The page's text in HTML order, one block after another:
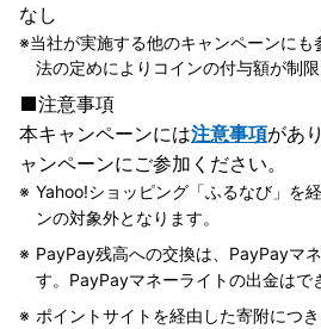
なし
当社が実施する他のキャンペーンに
法の定めによりコインの付与額が制
注意事項
本キャンペーンには注意事項があ
ャンペーンにご参加ください。
Yahoo!ショッピング「ふるなび」を
ンの対象外となります。
PayPay残高への交換は、PayPayマ
す。PayPayマネーライトの出金はで
ポイントサイトを経由した寄附につ